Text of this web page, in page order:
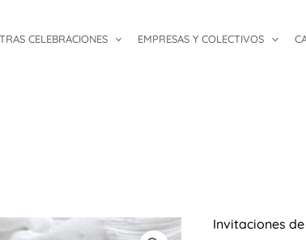
CELEBRACIONES EMPRESAS Y COLECTIVOS
Invitaciones
Invitación